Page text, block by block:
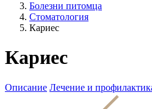
Болезни питомца
Стоматология
Кариес
Кариес
Описание Лечение и